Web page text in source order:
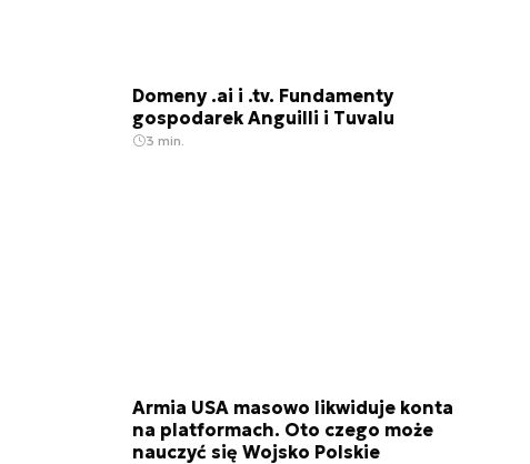
Domeny .ai i .tv. Fundamenty
gospodarek Anguilli i Tuvalu
3 min.
Armia USA masowo likwiduje konta
na platformach. Oto czego może
nauczyć się Wojsko Polskie